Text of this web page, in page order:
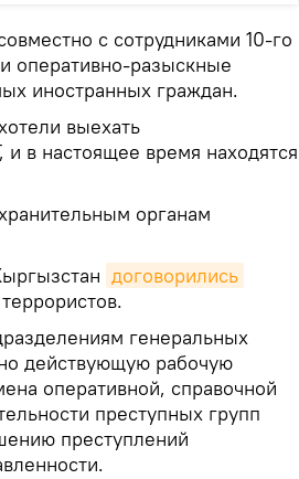
с сотрудниками 10-го
оперативно-разыскные
иностранных граждан.
выехать
в настоящее время находятся
органам
договорились
генеральных
действующую рабочую
оперативной, справочной
преступных групп
преступлений